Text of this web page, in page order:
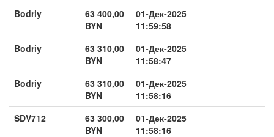
Bodriy
63 400,00
BYN
01-Дек-2025
11:59:58
Bodriy
63 310,00
BYN
01-Дек-2025
11:58:47
Bodriy
63 310,00
BYN
01-Дек-2025
11:58:16
SDV712
63 300,00
BYN
01-Дек-2025
11:58:16